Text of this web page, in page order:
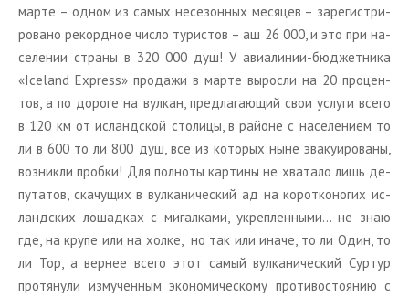
марте – одном из самых несе­зон­ных ме­ся­цев – за­ре­ги­стри­
ро­ва­но ре­корд­ное число ту­ри­стов – аш 26 000, и это при на­
се­ле­нии стра­ны в 320 000 душ! У авиа­ли­нии-бюд­жет­ни­ка
«Iceland Express» про­да­жи в марте вы­рос­ли на 20 про­цен­
тов, а по до­ро­ге на вул­кан, пред­ла­га­ю­щий свои услу­ги всего
в 120 км от ис­ланд­ской сто­ли­цы, в рай­оне с на­се­ле­ни­ем то
ли в 600 то ли 800 душ, все из ко­то­рых ныне эва­ку­и­ро­ва­ны,
воз­ник­ли проб­ки! Для пол­но­ты кар­ти­ны не хва­та­ло лишь де­
пу­та­тов, ска­чу­щих в вул­ка­ни­че­ский ад на ко­рот­ко­но­гих ис­
ланд­ских ло­шад­ках с ми­гал­ка­ми, укреп­лен­ны­ми… не знаю
где, на крупе или на холке, но так или иначе, то ли Один, то
ли Тор, а вер­нее всего этот самый вул­ка­ни­че­ский Сур­тур
про­тя­ну­ли из­му­чен­ным эко­но­ми­че­ско­му про­ти­во­сто­я­нию с